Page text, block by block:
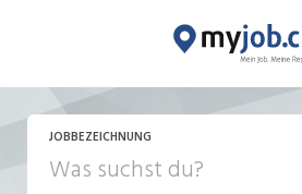
JOBBEZEICHNUNG